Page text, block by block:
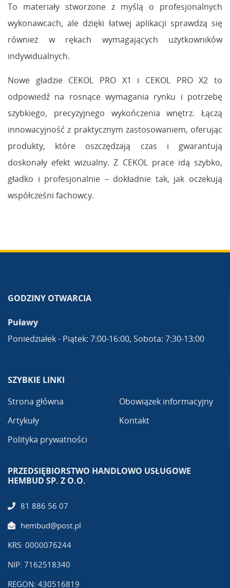
To materiały stworzone z myślą o profesjonalnych
wykonawcach, ale dzięki łatwej aplikacji sprawdzą się
również w rękach wymagających użytkowników
indywidualnych.
Nowe gładzie CEKOL PRO X1 i CEKOL PRO X2 to
odpowiedź na rosnące wymagania rynku i potrzebę
szybkiego, precyzyjnego wykończenia wnętrz. Łączą
innowacyjność z praktycznym zastosowaniem, oferując
produkty, które oszczędzają czas i gwarantują
doskonały efekt wizualny. Z CEKOL prace idą szybko,
gładko i profesjonalnie – dokładnie tak, jak oczekują
współcześni fachowcy.
GODZINY OTWARCIA
Puławy
Poniedziałek - Piątek: 7:00-16:00, Sobota: 7:30-13:00
SZYBKIE LINKI
Strona główna
Artykuły
Polityka prywatności
Obowiązek informacyjny
Kontakt
PRZEDSIĘBIORSTWO HANDLOWO USŁUGOWE
HEMBUD SP. Z O.O.
81 886 56 07
hembud@post.pl
KRS: 0000076244
NIP: 7162518340
REGON: 430516819